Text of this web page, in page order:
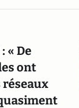
« De
ont